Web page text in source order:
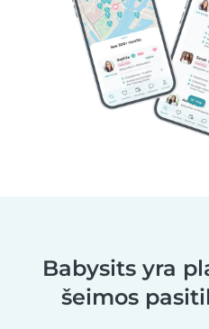
Babysits yra
šeimos